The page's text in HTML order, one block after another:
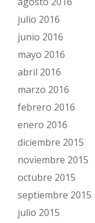
julio 2016
junio 2016
mayo 2016
abril 2016
marzo 2016
febrero 2016
enero 2016
diciembre 2015
noviembre 2015
octubre 2015
septiembre 2015
julio 2015